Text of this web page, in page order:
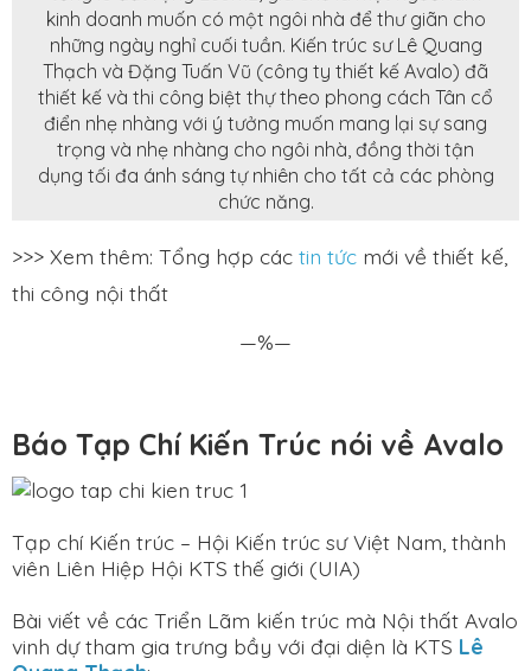
kinh doanh muốn có một ngôi nhà để thư giãn cho
những ngày nghỉ cuối tuần. Kiến trúc sư Lê Quang
Thạch và Đặng Tuấn Vũ (công ty thiết kế Avalo) đã
thiết kế và thi công biệt thự theo phong cách Tân cổ
điển nhẹ nhàng với ý tưởng muốn mang lại sự sang
trọng và nhẹ nhàng cho ngôi nhà, đồng thời tận
dụng tối đa ánh sáng tự nhiên cho tất cả các phòng
chức năng.
>>> Xem thêm: Tổng hợp các tin tức mới về thiết kế,
thi công nội thất
—%—
Báo Tạp Chí Kiến Trúc nói về Avalo
Tạp chí Kiến trúc – Hội Kiến trúc sư Việt Nam, thành
viên Liên Hiệp Hội KTS thế giới (UIA)
Bài viết về các Triển Lãm kiến trúc mà Nội thất Avalo
vinh dự tham gia trưng bầy với đại diện là KTS Lê